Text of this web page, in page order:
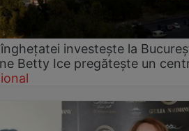
investește la
Betty Ice pregătește un